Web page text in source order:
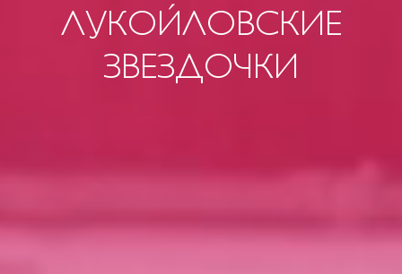
ЛУКОЙЛОВСКИЕ
ЗВЕЗДОЧКИ